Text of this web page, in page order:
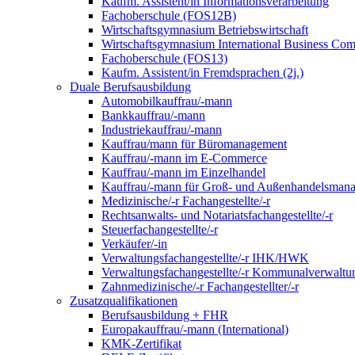
Fachoberschule (FOS12B)
Wirtschaftsgymnasium Betriebswirtschaft
Wirtschaftsgymnasium International Business
Fachoberschule (FOS13)
Kaufm. Assistent/in Fremdsprachen (2j.)
Duale Berufsausbildung
Automobilkauffrau/-mann
Bankkauffrau/-mann
Industriekauffrau/-mann
Kauffrau/mann für Büromanagement
Kauffrau/-mann im E-Commerce
Kauffrau/-mann im Einzelhandel
Kauffrau/-mann für Groß- und
Medizinische/-r Fachangestellte/-r
Rechtsanwalts- und Notariatsfachangestellte/-r
Steuerfachangestellte/-r
Verkäufer/-in
Verwaltungs­fach­angestellte/-r IHK/HWK
Verwaltungsfach­angestellte/-r
Zahnmedizinische/-r Fachangestellter/-r
Zusatzqualifikationen
Berufsausbildung + FHR
Europakauffrau/-mann (International)
KMK-Zertifikat